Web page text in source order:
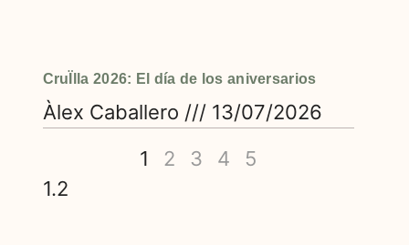
CruÏlla 2026: El día de los aniversarios
Àlex Caballero
13/07/2026
1
2 3 4 5